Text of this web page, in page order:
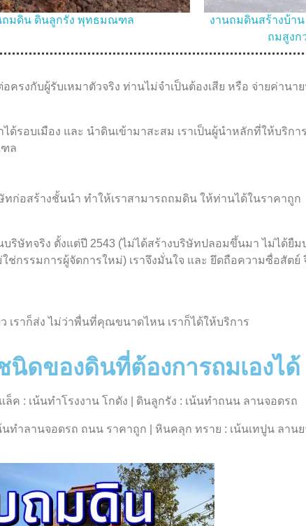
ถมดิน ดินลูกรัง พุทธมณฑล
งานถมดินสร้างบ้าน
ถมสูงก
รงกับผู้รับเหมาตัวจริง ท่านไม่จำเป็นต้องเสีย หรือ จ่ายค่านา
รอบเมือง และ นำดินเข้ามาสะสม เราเป็นผู้นำหลักที่ให้บริกา
ฑล
ก่อสร้างชั้นนำ ทำให้เราสามารถถมดิน ให้ท่านได้ในราคาถูก
ริษัทจริง ตั้งแต่ปี 2543 (ไม่ได้สร้างบริษัทปลอมขึ้นมา ไม่ได้ยื
ช่กรรมการผู้จัดการใหม่) เราจึงมั่นใจ และ ยึดถือความซื่อสัต
เราก็ส่ง ไม่ว่าพื่นที่คุณขนาดไหน เราก็ได้ให้บริการ
นิดของดินที่ต้องการถมเองได้
ค : เน้นทำโรงงาน โกดัง | ดินลูกรัง : เน้นทำถนน ลานจอดรถ
ทำลานจอดรถ ถนน ราคาถูก | หินคลุก ทราย : เน้นเทปูน ลานย